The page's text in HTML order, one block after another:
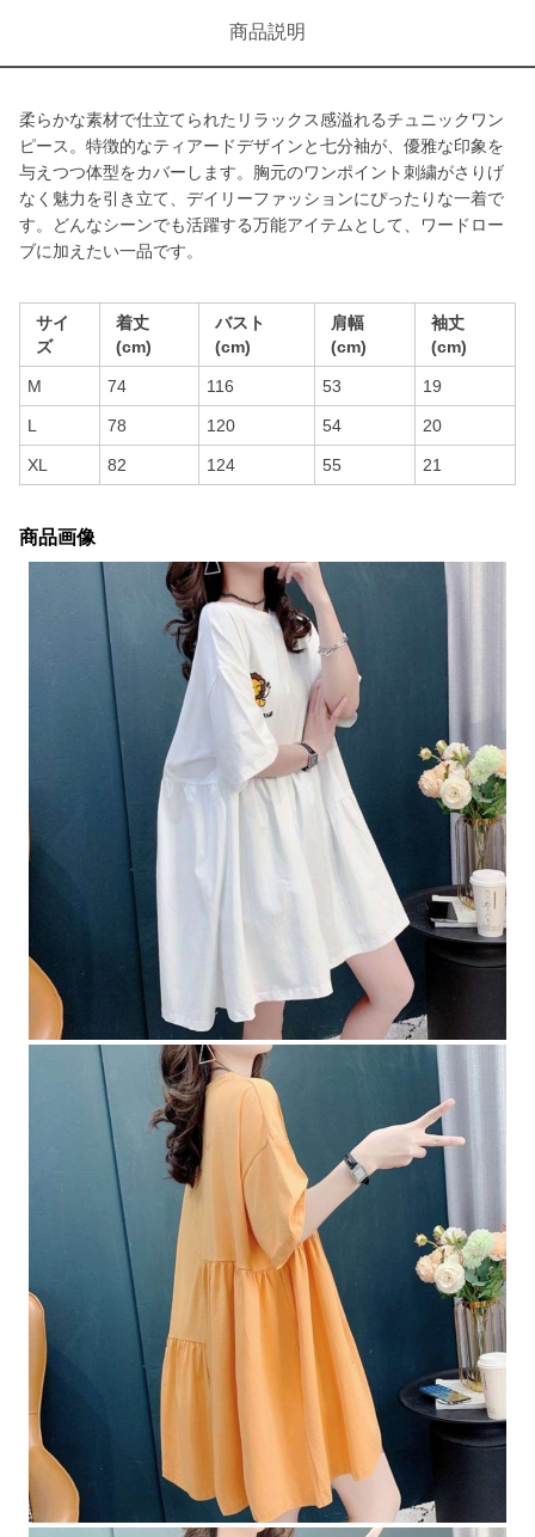
商品説明
柔らかな素材で仕立てられたリラックス感溢れるチュニックワン
ピース。特徴的なティアードデザインと七分袖が、優雅な印象を
与えつつ体型をカバーします。胸元のワンポイント刺繍がさりげ
なく魅力を引き立て、デイリーファッションにぴったりな一着で
す。どんなシーンでも活躍する万能アイテムとして、ワードロー
ブに加えたい一品です。
サイ
ズ
着丈
(cm)
バスト
(cm)
肩幅
(cm)
袖丈
(cm)
M 74 116 53 19
L 78 120 54 20
XL 82 124 55 21
商品画像